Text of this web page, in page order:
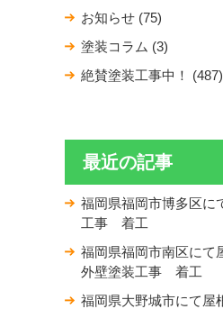
お知らせ (75)
塗装コラム (3)
絶賛塗装工事中！ (487)
最近の記事
福岡県福岡市博多区に
工事 着工
福岡県福岡市南区にて
外壁塗装工事 着工
福岡県大野城市にて屋